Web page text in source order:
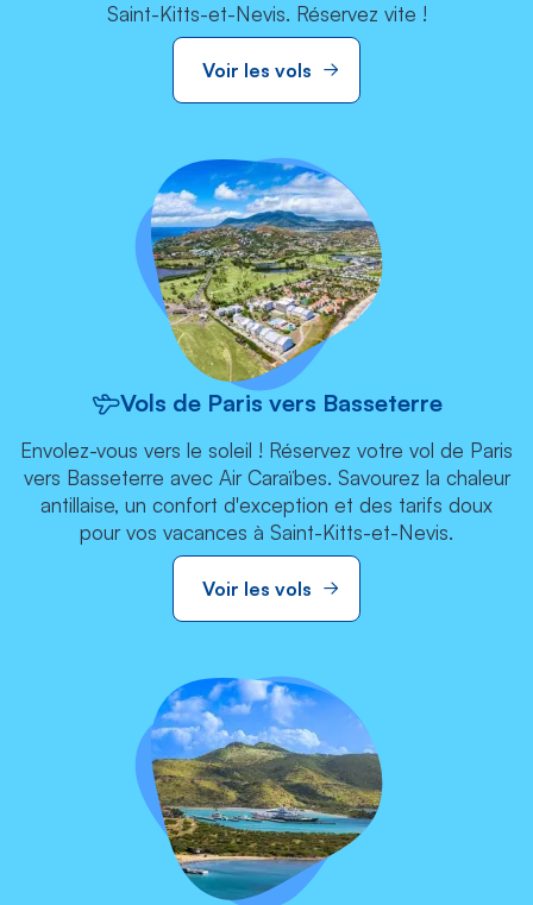
Saint-Kitts-et-Nevis. Réservez vite !
Voir les vols
Vols de Paris vers Basseterre
Envolez-vous vers le soleil ! Réservez votre vol de Paris
vers Basseterre avec Air Caraïbes. Savourez la chaleur
antillaise, un confort d'exception et des tarifs doux
pour vos vacances à Saint-Kitts-et-Nevis.
Voir les vols